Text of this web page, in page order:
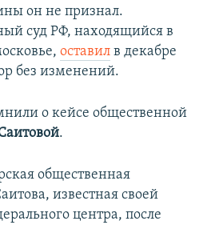
он не признал.
суд РФ, находящийся в
оставил в декабре
без изменений.
о кейсе общественной
.
общественная
известная своей
центра, после